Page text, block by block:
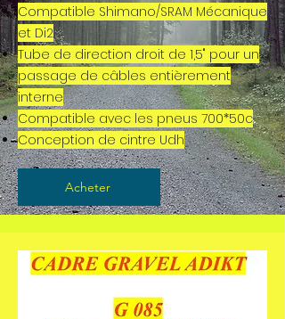
Compatible Shimano/SRAM Mécanique
et Di2
Tube de direction droit de 1,5" pour un
passage de câbles entièrement
interne
Compatible avec les pneus 700*50c
Conception de cintre Udh
Acheter